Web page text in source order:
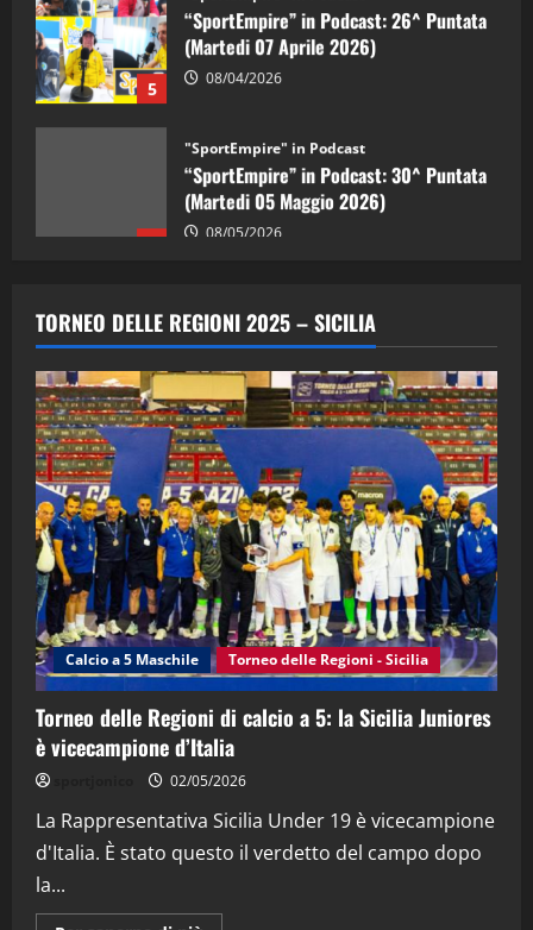
5
(Martedi 07 Aprile 2026)
08/04/2026
“SportEmpire” in Podcast: 30^ Puntata
(Martedi 05 Maggio 2026)
08/05/2026
2
“SportEmpire” in Podcast: 29^ Puntata
(Martedi 28 Aprile 2026)
3
"SportEmpire" in Podcast
“SportEmpire” in Podcast: 28^ Puntata
(Martedi 21 Aprile 2026)
21/04/2026
4
"SportEmpire" in Podcast Sport News
“SportEmpire” in Podcast: 27^ Puntata
(Martedi 14 Aprile 2026)
15/04/2026
"SportEmpire" in Podcast
“SportEmpire” in Podcast: 26^ Puntata
08/04/2026
TORNEO DELLE REGIONI 2025 – SICILIA
Calcio a 5 Maschile Torneo delle Regioni - Sicilia
Torneo delle Regioni di calcio a 5: la Sicilia Juniores
è vicecampione d’Italia
02/05/2026
La Rappresentativa Sicilia Under 19 è vicecampione
d'Italia. È stato questo il verdetto del campo dopo
la...